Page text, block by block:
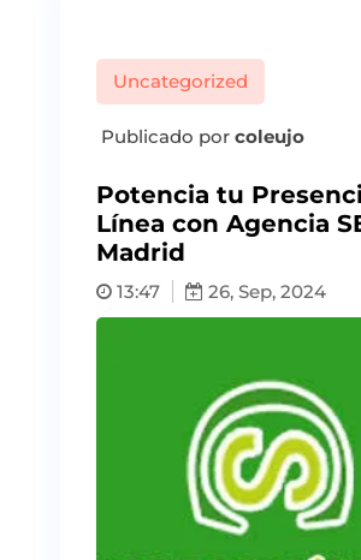
Uncategorized
Publicado por coleujo
Potencia tu
Línea con Agencia
Madrid
13:47 26, Sep, 2024